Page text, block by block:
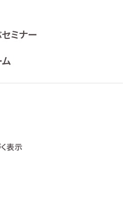
様の個人情報を取り扱います。
情報提供を行うため
付帯・関連する商品・サービスの
う生命保険、損害保険及びこれら
における有価証券・金融商品の
商品の勧誘・販売、サービスの
判断するため
ミナー
表示